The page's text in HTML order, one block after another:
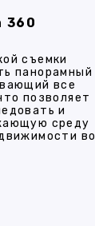
360
съемки
панорамный
все
позволяет
и
среду
во